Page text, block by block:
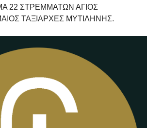
22 ΣΤΡΕΜΜΑΤΩΝ ΑΓΙΟΣ
ΤΑΞΙΑΡΧΕΣ ΜΥΤΙΛΗΝΗΣ.